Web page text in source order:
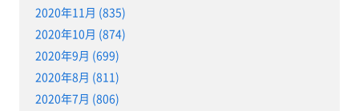
2020年11月 (835)
2020年10月 (874)
2020年9月 (699)
2020年8月 (811)
2020年7月 (806)